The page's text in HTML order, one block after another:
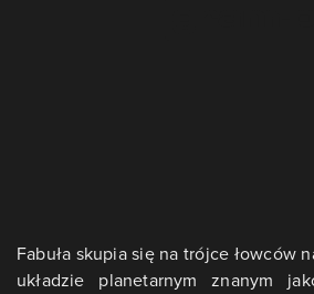
Fabuła skupia się na trójce łowców
układzie planetarnym znanym